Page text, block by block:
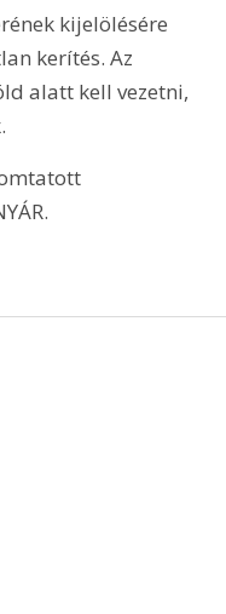
kijelölésére
kerítés. Az
alatt kell vezetni,